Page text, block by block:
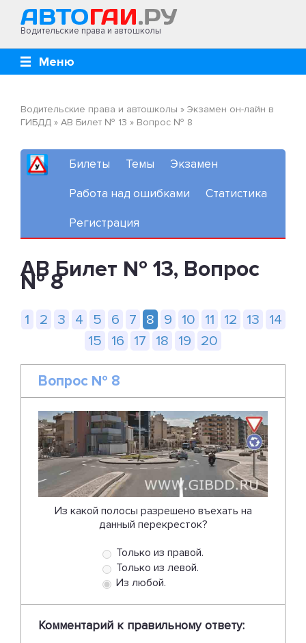
Водительские права и автошколы
Меню
Водительские права и автошколы » Экзамен он-лайн в
ГИБДД » AB Билет № 13 » Вопрос № 8
Билеты Темы Экзамен
Работа над ошибками Статистика
Регистрация
AB Билет № 13, Вопрос
№ 8
1 2 3 4 5 6 7 8 9 10 11 12 13
14
15
16 17 18 19 20
Вопрос № 8
Из какой полосы разрешено въехать на
данный перекресток?
Только из правой.
Только из левой.
Из любой.
Комментарий к правильному ответу: